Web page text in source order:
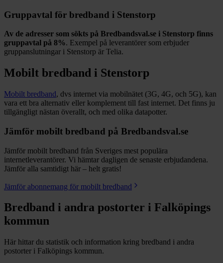
Gruppavtal för bredband i Stenstorp
Av de adresser som sökts på Bredbandsval.se i Stenstorp finns
gruppavtal på 8%. Exempel på leverantörer som erbjuder
gruppanslutningar i Stenstorp är Telia.
Mobilt bredband i Stenstorp
Mobilt bredband, dvs internet via mobilnätet (3G, 4G, och 5G), kan
vara ett bra alternativ eller komplement till fast internet. Det finns ju
tillgängligt nästan överallt, och med olika datapotter.
Jämför mobilt bredband på Bredbandsval.se
Jämför mobilt bredband från Sveriges mest populära
internetleverantörer. Vi hämtar dagligen de senaste erbjudandena.
Jämför alla samtidigt här – helt gratis!
Jämför abonnemang för mobilt bredband
Bredband i andra postorter i Falköpings
kommun
Här hittar du statistik och information kring bredband i andra
postorter i Falköpings kommun.